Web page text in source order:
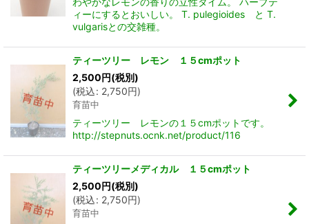
ィーにするとおいしい。 T. pulegioides と T.
vulgarisとの交雑種。
ティーツリー レモン １５cmポット
2,500円(税別)
(税込: 2,750円)
育苗中
ティーツリー レモンの１５cmポットです。
http://stepnuts.ocnk.net/product/116
ティーツリーメディカル １５cmポット
2,500円(税別)
(税込: 2,750円)
育苗中